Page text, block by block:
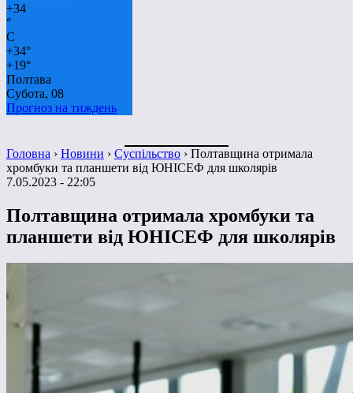
+34
°
C
+34°
+19°
Полтава
Субота, 08
Прогноз на тиждень
Головна › Новини › Суспільство › Полтавщина отримала
хромбуки та планшети від ЮНІСЕФ для школярів
7.05.2023 - 22:05
Полтавщина отримала хромбуки та
планшети від ЮНІСЕФ для школярів